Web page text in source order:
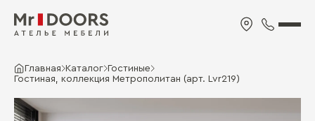
Главная Каталог Гостиные
Гостиная, коллекция Метрополитан (арт. Lvr219)